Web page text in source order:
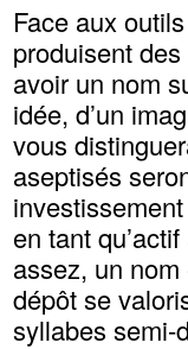
Face aux
produisent
avoir un nom
idée, d’un
vous
aseptisés
en tant
assez, un
dépôt se
syllabes semi-